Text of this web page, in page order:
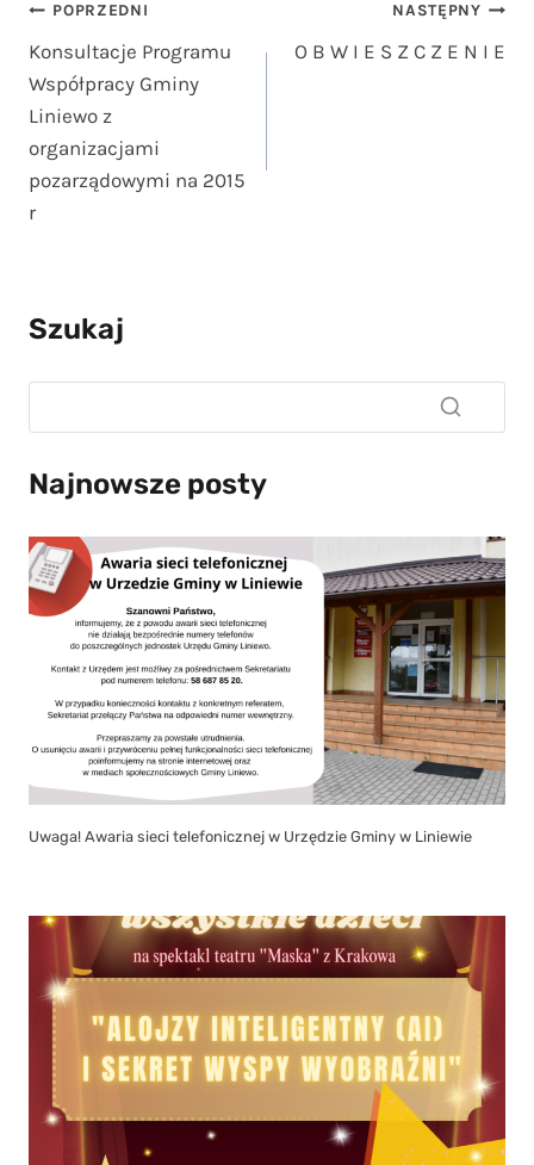
Nawigacja
wpisu
POPRZEDNI
Konsultacje Programu
Współpracy Gminy
Liniewo z
organizacjami
pozarządowymi na 2015
r
NASTĘPNY
O B W I E S Z C Z E N I E
Szukaj
Najnowsze posty
Uwaga! Awaria sieci telefonicznej w Urzędzie Gminy w Liniewie